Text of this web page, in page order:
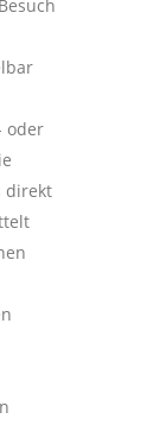
oder
direkt